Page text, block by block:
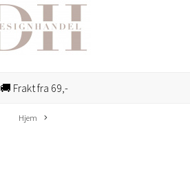
🚚 Frakt fra 69,-
Hjem